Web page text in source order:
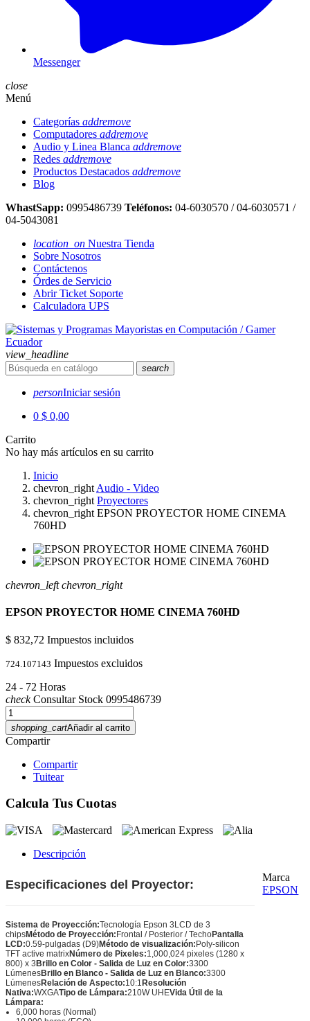
Messenger
close
Menú
Categorías addremove
Computadores addremove
Audio y Linea Blanca addremove
Redes addremove
Productos Destacados addremove
Blog
WhastSapp: 0995486739 Teléfonos: 04-6030570 / 04-6030571 /
04-5043081
location_on Nuestra Tienda
Sobre Nosotros
Contáctenos
Órdes de Servicio
Abrir Ticket Soporte
Calculadora UPS
view_headline
search
personIniciar sesión
0 $ 0,00
Carrito
No hay más artículos en su carrito
Inicio
chevron_right Audio - Video
chevron_right Proyectores
chevron_right EPSON PROYECTOR HOME CINEMA
760HD
chevron_left chevron_right
EPSON PROYECTOR HOME CINEMA 760HD
$ 832,72 Impuestos incluidos
724.107143 Impuestos excluidos
24 - 72 Horas
checkConsultar Stock 0995486739
shopping_cartAñadir al carrito
Compartir
Compartir
Tuitear
Calcula Tus Cuotas
Descripción
Especificaciones del Proyector:
Sistema de Proyección:Tecnología Epson 3LCD de 3
chipsMétodo de Proyección: Frontal / Posterior / TechoPantalla
LCD:0.59-pulgadas (D9)Método de visualización: Poly-silicon
TFT active matrixNúmero de Pixeles:1,000,024 pixeles (1280 x
800) x 3 Brillo en Color - Salida de Luz en Color:3300
LúmenesBrillo en Blanco - Salida de Luz en Blanco:3300
LúmenesRelación de Aspecto:10:1 Resolución
Nativa:WXGATipo de Lámpara:210W UHEVida Útil de la
Lámpara:
6,000 horas (Normal)
Marca
EPSON